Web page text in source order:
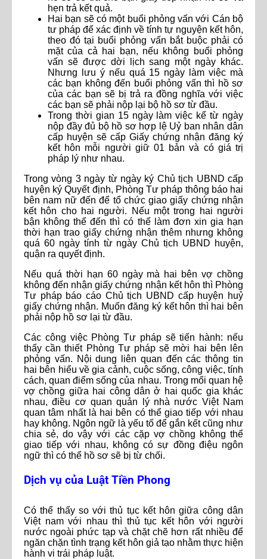
hẹn trả kết quả.
Hai bạn sẽ có một buổi phỏng vấn với Cán bộ
tư pháp để xác định về tính tự nguyện kết hôn,
theo đó tại buổi phỏng vấn bắt buộc phải có
mặt của cả hai bạn, nếu không buổi phỏng
vấn sẽ được dời lịch sang một ngày khác.
Nhưng lưu ý nếu quá 15 ngày làm việc mà
các bạn không đến buổi phỏng vấn thì hồ sơ
của các bạn sẽ bị trả ra đồng nghĩa với việc
các bạn sẽ phải nộp lại bộ hồ sơ từ đầu.
Trong thời gian 15 ngày làm việc kể từ ngày
nộp đầy đủ bộ hồ sơ hợp lệ Uỷ ban nhân dân
cấp huyện sẽ cấp Giấy chứng nhận đăng ký
kết hôn mỗi người giữ 01 bản và có giá trị
pháp lý như nhau.
Trong vòng 3 ngày từ ngày ký Chủ tịch UBND cấp
huyện ký Quyết định, Phòng Tư pháp thông báo hai
bên nam nữ đến để tổ chức giao giấy chứng nhận
kết hôn cho hai người. Nếu một trong hai người
bận không thể đến thì có thể làm đơn xin gia hạn
thời hạn trao giấy chứng nhận thêm nhưng không
quá 60 ngày tính từ ngày Chủ tịch UBND huyện,
quận ra quyết định.
Nếu quá thời hạn 60 ngày mà hai bên vợ chồng
không đến nhận giấy chứng nhận kết hôn thì Phòng
Tư pháp báo cáo Chủ tịch UBND cấp huyện huỷ
giấy chứng nhận. Muốn đăng ký kết hôn thì hai bên
phải nộp hồ sơ lại từ đầu.
Các công việc Phòng Tư pháp sẽ tiến hành: nếu
thấy cần thiết Phòng Tư pháp sẽ mời hai bên lên
phỏng vấn. Nội dung liên quan đến các thông tin
hai bên hiểu về gia cảnh, cuộc sống, công việc, tính
cách, quan điểm sống của nhau. Trong mối quan hệ
vợ chồng giữa hai công dân ở hai quốc gia khác
nhau, điều cơ quan quản lý nhà nước Việt Nam
quan tâm nhất là hai bên có thể giao tiếp với nhau
hay không. Ngôn ngữ là yếu tố để gắn kết cũng như
chia sẻ, do vậy với các cặp vợ chồng không thể
giao tiếp với nhau, không có sự đồng điệu ngôn
ngữ thì có thể hồ sơ sẽ bị từ chối.
Dịch vụ của Luật Tiền Phong
Có thể thấy so với thủ tục kết hôn giữa công dân
Việt nam với nhau thì thủ tục kết hôn với người
nước ngoài phức tạp và chặt chẽ hơn rất nhiều để
ngăn chặn tình trạng kết hôn giả tạo nhằm thực hiện
hành vi trái pháp luật.